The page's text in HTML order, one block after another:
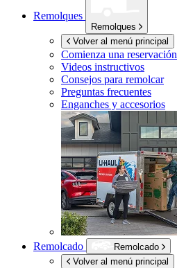
Remolques
Remolques
Volver al menú principal
Comienza una reservación
Videos instructivos
Consejos para remolcar
Preguntas frecuentes
Enganches y accesorios
Remolcado
Remolcado
Volver al menú principal